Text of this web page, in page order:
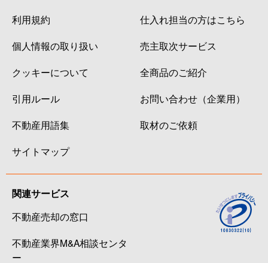
利用規約
個人情報の取り扱い
クッキーについて
引用ルール
不動産用語集
サイトマップ
仕入れ担当の方はこちら
売主取次サービス
全商品のご紹介
お問い合わせ（企業用）
取材のご依頼
関連サービス
不動産売却の窓口
不動産業界M&A相談センタ
ー